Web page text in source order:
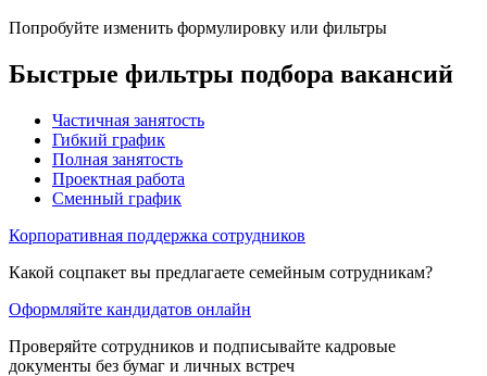
Попробуйте изменить формулировку или фильтры
Быстрые фильтры подбора вакансий
Частичная занятость
Гибкий график
Полная занятость
Проектная работа
Сменный график
Корпоративная поддержка сотрудников
Какой соцпакет вы предлагаете семейным сотрудникам?
Оформляйте кандидатов онлайн
Проверяйте сотрудников и подписывайте кадровые
документы без бумаг и личных встреч